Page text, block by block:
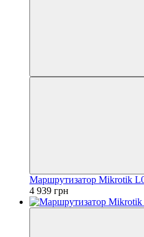
Маршрутизатор Mikrotik
4 939 грн